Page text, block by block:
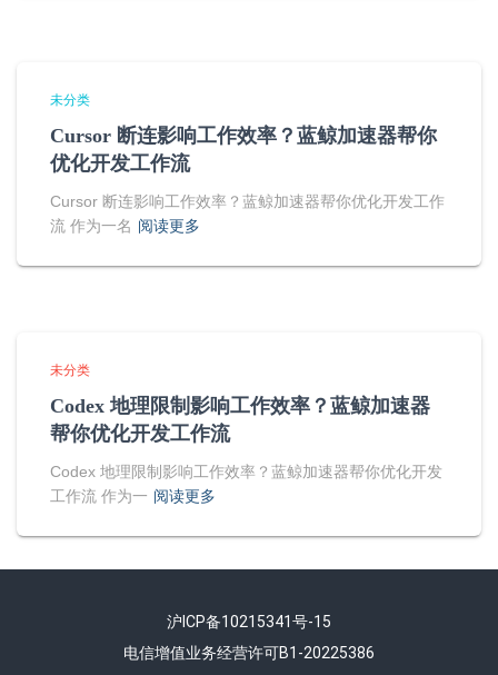
未分类
Cursor 断连影响工作效率？蓝鲸加速器帮你
优化开发工作流
Cursor 断连影响工作效率？蓝鲸加速器帮你优化开发工作
流 作为一名 阅读更多
未分类
Codex 地理限制影响工作效率？蓝鲸加速器
帮你优化开发工作流
Codex 地理限制影响工作效率？蓝鲸加速器帮你优化开发
工作流 作为一 阅读更多
沪ICP备10215341号-15
电信增值业务经营许可B1-20225386